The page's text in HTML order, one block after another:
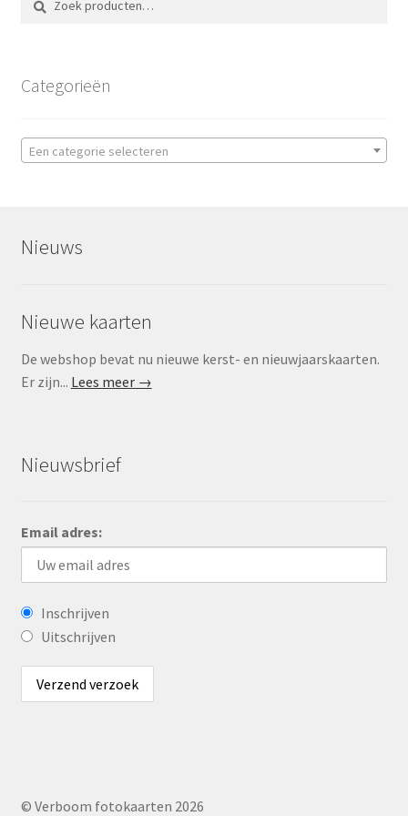
naar:
Categorieën
Een categorie selecteren
Nieuws
Nieuwe kaarten
De webshop bevat nu nieuwe kerst- en nieuwjaarskaarten.
Er zijn... Lees meer →
Nieuwsbrief
Email adres:
Inschrijven
Uitschrijven
© Verboom fotokaarten 2026